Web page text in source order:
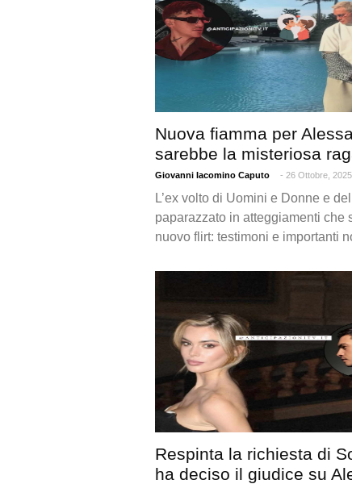
Nuova fiamma per
sarebbe la misteriosa
Giovanni Iacomino Caputo - 26 Ottobre, 2025
L’ex volto di Uomini e Donne e
paparazzato in atteggiamenti che
nuovo flirt: testimoni e importanti
Respinta la richiesta di
ha deciso il giudice su